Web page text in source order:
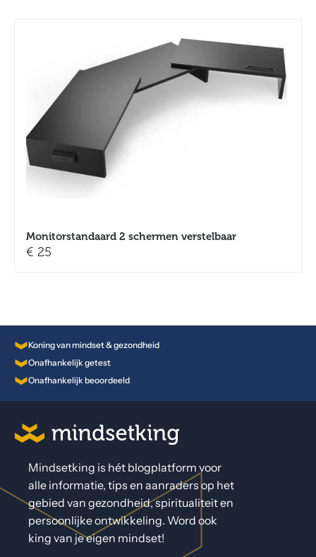
Monitorstandaard 2 schermen verstelbaar
€ 25
Koning van mindset & gezondheid
Onafhankelijk getest
Onafhankelijk beoordeeld
Mindsetking is hét blogplatform voor
alle informatie, tips en aanraders op het
gebied van gezondheid, spiritualiteit en
persoonlijke ontwikkeling. Word ook
king van je eigen mindset!